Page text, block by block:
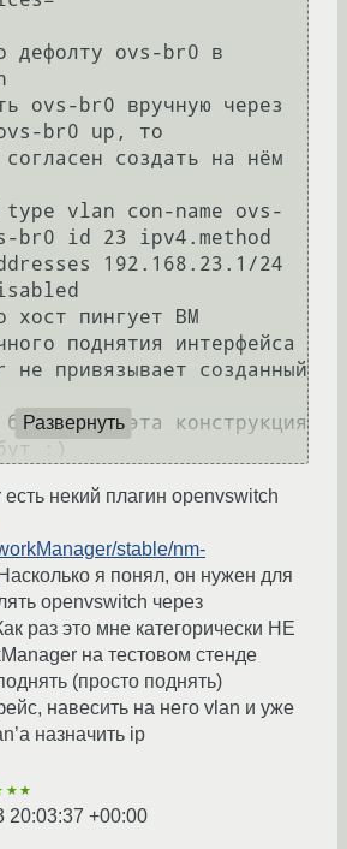
дефолту ovs-br0 в
ovs-br0 вручную через
br0 up, то
согласен создать на нём
vlan con-name ovs-
br0 id 23 ipv4.method
192.168.23.1/24
хост пингует ВМ
поднятия интерфейса
не привязывает созданный
чтобы эта конструкция
Развернуть
некий плагин openvswitch
stable/nm-
я понял, он нужен для
openvswitch через
раз это мне категорически НЕ
на тестовом стенде
(просто поднять)
навесить на него vlan и уже
назначить ip
20:03:37 +00:00